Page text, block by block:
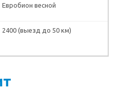
Евробион весной
2400 (выезд до 50 км)